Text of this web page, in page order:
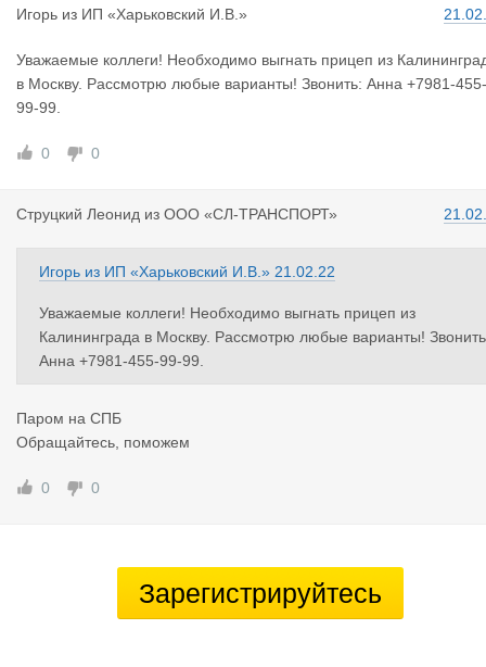
Игорь из ИП «Харьковский И.В.»
Уважаемые коллеги! Необходимо выгнать прицеп из
в Москву. Рассмотрю любые варианты! Звонить: Анна +7981-455-
99-99.
0 0
Струцкий Леонид из ООО «СЛ-ТРАНСПОРТ»
Игорь из ИП «Харьковский И.В.» 21.02.22
Уважаемые коллеги! Необходимо выгнать прицеп из
Калининграда в Москву. Рассмотрю любые варианты!
Анна +7981-455-99-99.
Паром на СПБ
Обращайтесь, поможем
0 0
Зарегистрируйтесь